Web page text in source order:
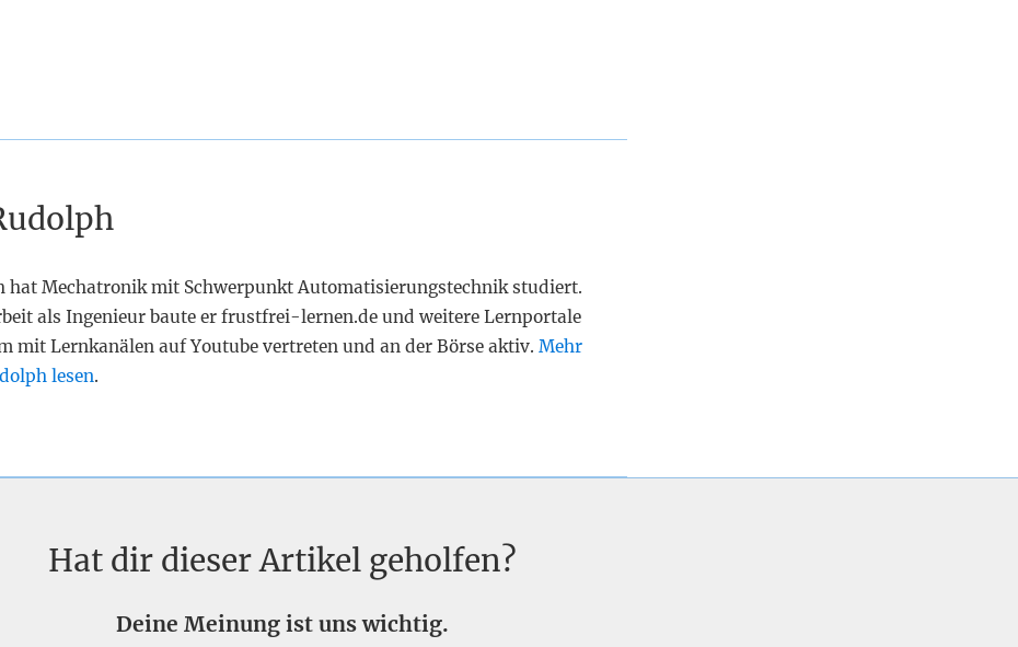
hat Mechatronik mit Schwerpunkt Automatisierungstechnik studiert.
als Ingenieur baute er frustfrei-lernen.de und weitere Lernportale
mit Lernkanälen auf Youtube vertreten und an der Börse aktiv. Mehr
lesen.
Hat dir dieser Artikel geholfen?
Deine Meinung ist uns wichtig.